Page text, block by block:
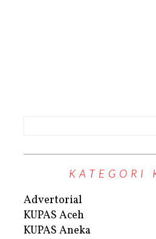
KATEGORI
Advertorial
KUPAS Aceh
KUPAS Aneka